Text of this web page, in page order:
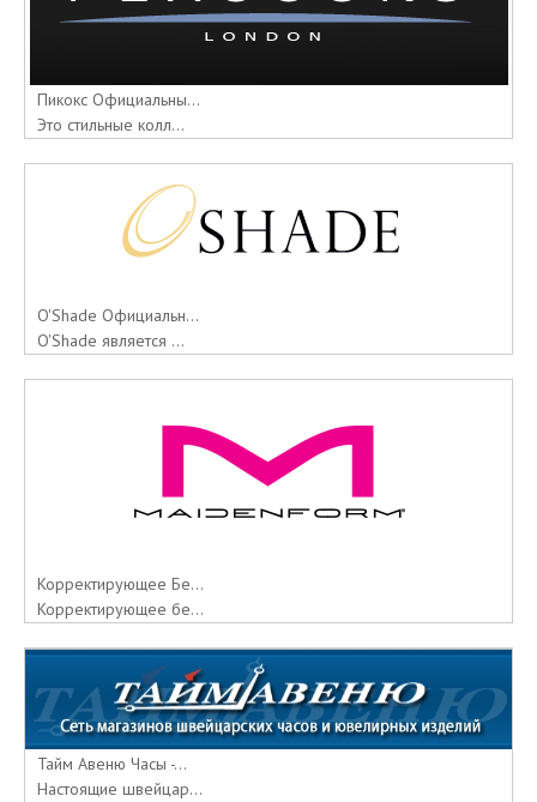
Пикокс Официальны...
Это стильные колл...
O'Shade Официальн...
O'Shade является ...
Корректирующее Бе...
Корректирующее бе...
Тайм Авеню Часы -...
Настоящие швейцар...